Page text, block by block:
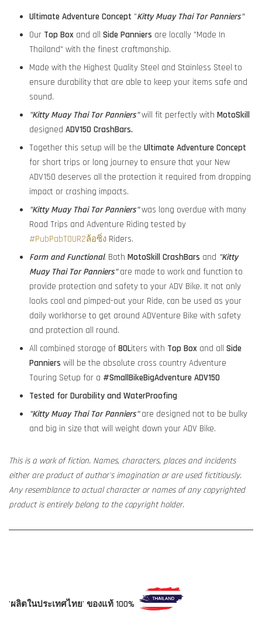
Ultimate Adventure Concept "Kitty Muay Thai Tor Panniers"
Our Top Box and all Side Panniers are locally "Made In
Thailand" with the finest craftmanship.
Made with the Highest Quality Steel and Stainless Steel to
ensure durability that are able to keep your items safe and
sound.
"Kitty Muay Thai Tor Panniers" will fit perfectly with MotoSkill
designed ADV150 CrashBars.
Together this setup will be the Ultimate Adventure Concept
for short trips or long journey to ensure that your New
ADV150 deserves all the protection it required from dropping
impact or crashing impacts.
"Kitty Muay Thai Tor Panniers" was long overdue with many
Road Trips and Adventure Riding tested by
#PubPabTOUR2ล้อซิ่ง Riders.
Form and Functional. Both MotoSkill CrashBars and "Kitty
Muay Thai Tor Panniers"are made to work and function to
provide protection and safety to your ADV Bike. It not only
looks cool and pimped-out your Ride, can be used as your
daily workhorse to get around ADVenture Bike with safety
and protection all round.
All combined storage of 80Liters with Top Box and all Side
Panniers will be the absolute cross country Adventure
Touring Setup for a #SmallBikeBigAdventure ADV150
Tested for Durability and WaterProofing
"Kitty Muay Thai Tor Panniers"are designed not to be bulky
and big in size that will weight down your ADV Bike.
This is a work of fiction. Names, characters, places and incidents
either are product of author's imagination or are used fictitiously.
Any resemblance to actual character or names of any copyrighted
product is entirely belong to the copyright holder.
'ผลิตในประเทศไทย' ของแท้ 100%